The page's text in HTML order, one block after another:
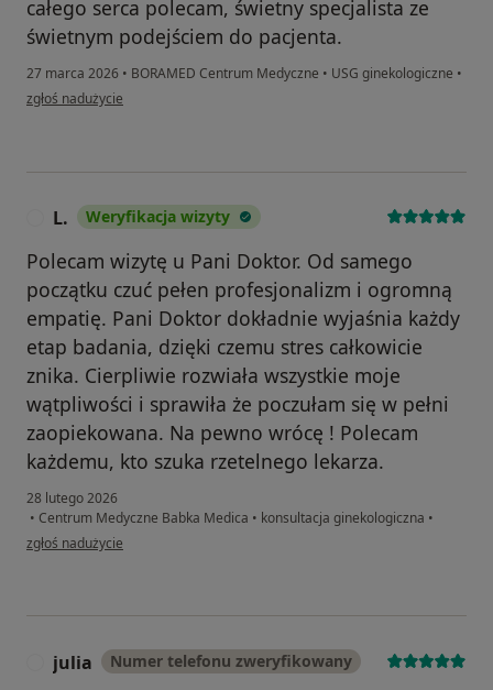
całego serca polecam, świetny specjalista ze
świetnym podejściem do pacjenta.
27 marca 2026 • BORAMED Centrum Medyczne • USG ginekologiczne •
w opinii użytkownika MK
zgłoś nadużycie
L. Weryfikacja wizyty
Polecam wizytę u Pani Doktor. Od samego
początku czuć pełen profesjonalizm i ogromną
empatię. Pani Doktor dokładnie wyjaśnia każdy
etap badania, dzięki czemu stres całkowicie
znika. Cierpliwie rozwiała wszystkie moje
wątpliwości i sprawiła że poczułam się w pełni
zaopiekowana. Na pewno wrócę ! Polecam
każdemu, kto szuka rzetelnego lekarza.
28 lutego 2026
• Centrum Medyczne Babka Medica • konsultacja ginekologiczna •
w opinii użytkownika L.
zgłoś nadużycie
julia Numer telefonu zweryfikowany